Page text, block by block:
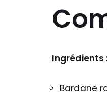
Ingrédients
Bardane